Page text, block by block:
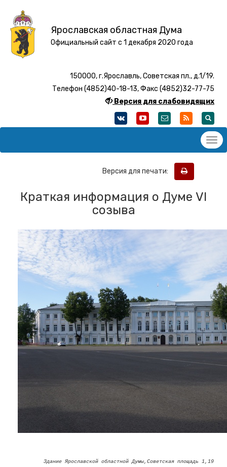
Ярославская областная Дума
Официальный сайт с 1 декабря 2020 года
150000, г.Ярославль, Советская пл., д.1/19.
Телефон (4852)40-18-13, Факс (4852)32-77-75
Версия для слабовидящих
Версия для печати:
Краткая информация о Думе VI
созыва
Здание Ярославской областной Думы,Советская площадь 1,19